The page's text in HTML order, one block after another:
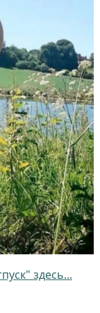
здесь...